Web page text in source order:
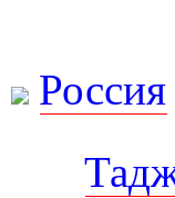
Россия